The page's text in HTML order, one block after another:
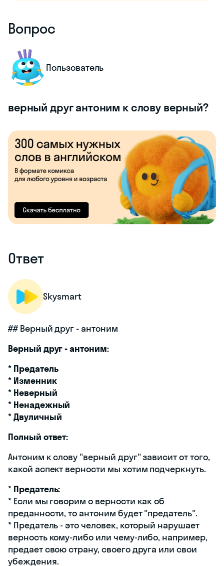
Вопрос
Пользователь
верный друг антоним к слову верный?
Ответ
Skysmart
## Верный друг - антоним
Верный друг - антоним:
* Предатель
* Изменник
* Неверный
* Ненадежный
*Двуличный
Полный ответ:
Антоним к слову "верный друг" зависит от того,
какой аспект верности мы хотим подчеркнуть.
* Предатель:
* Если мы говорим о верности как об
преданности, то антоним будет "предатель".
* Предатель - это человек, который нарушает
верность кому-либо или чему-либо, например,
предает свою страну, своего друга или свои
убеждения.